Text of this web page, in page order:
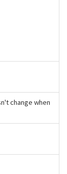
change when